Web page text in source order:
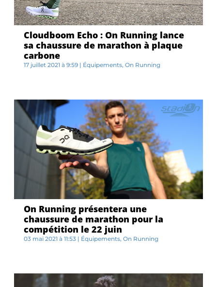
Cloudboom Echo : On Running lance
sa chaussure de marathon à plaque
carbone
17 juillet 2021 à 9:59 | Équipements, On Running
On Running présentera une
chaussure de marathon pour la
compétition le 22 juin
03 mai 2021 à 11:53 | Équipements, On Running